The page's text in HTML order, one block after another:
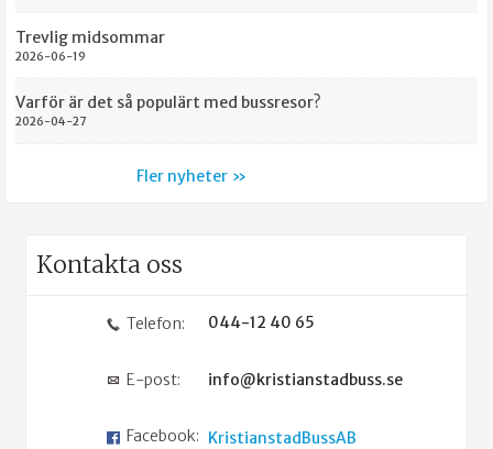
Trevlig midsommar
2026-06-19
Varför är det så populärt med bussresor?
2026-04-27
Fler nyheter
Kontakta oss
Telefon: 044-12 40 65
E-post: info@kristianstadbuss.se
Facebook: KristianstadBussAB